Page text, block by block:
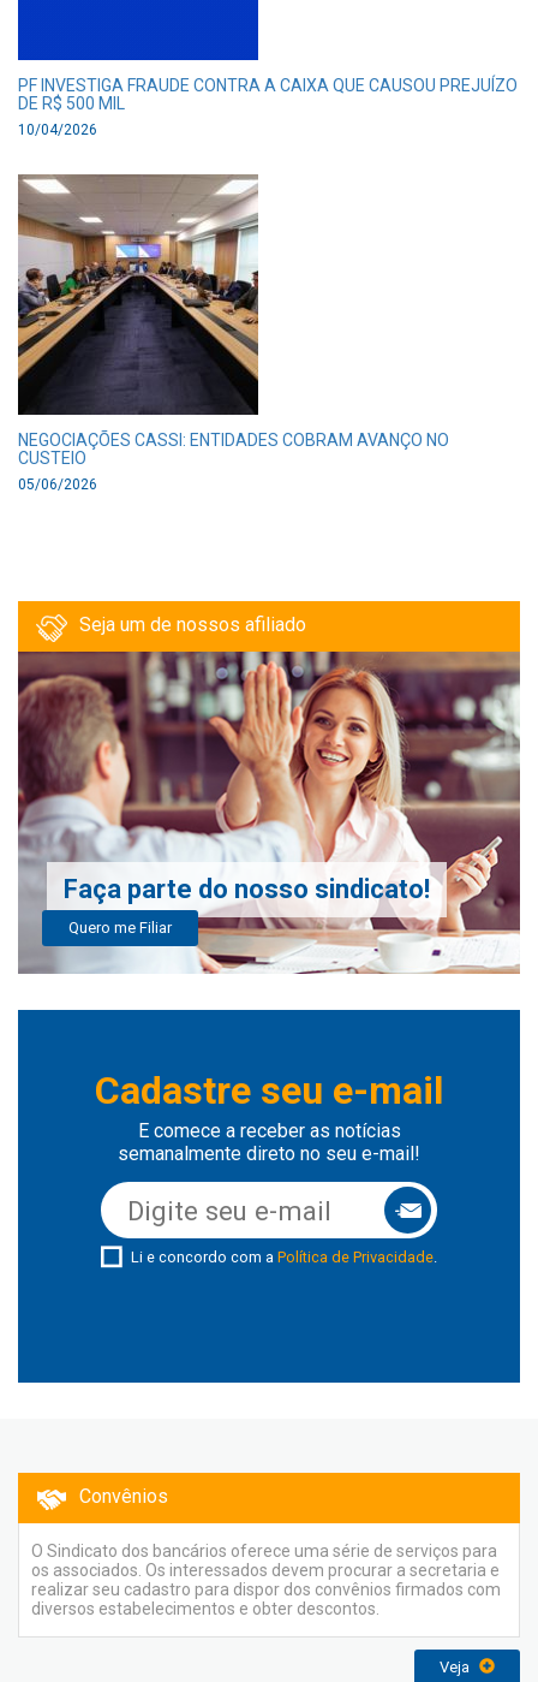
PF INVESTIGA FRAUDE CONTRA A CAIXA QUE CAUSOU PREJUÍZO
DE R$ 500 MIL
10/04/2026
NEGOCIAÇÕES CASSI: ENTIDADES COBRAM AVANÇO NO
CUSTEIO
05/06/2026
Seja um de nossos afiliado
Faça parte do nosso sindicato!
Quero me Filiar
Cadastre seu e-mail
E comece a receber as notícias
semanalmente direto no seu e-mail!
Li e concordo com a Política de Privacidade.
Convênios
O Sindicato dos bancários oferece uma série de serviços para
os associados. Os interessados devem procurar a secretaria e
realizar seu cadastro para dispor dos convênios firmados com
diversos estabelecimentos e obter descontos.
Veja